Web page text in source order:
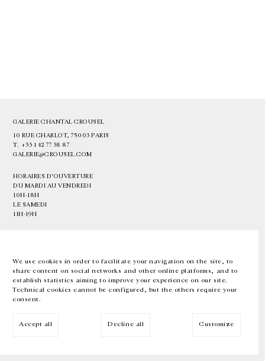
We use cookies in order to facilitate your navigation on the site, to
share content on social networks and other online platforms, and to
establish statistics aiming to improve your experience on our site.
Technical cookies cannot be configured, but the others require your
consent.
Accept all Decline all Customize
GALERIE CHANTAL CROUSEL
10 RUE CHARLOT, 75003 PARIS
T. +33 1 42 77 38 87
GALERIE@CROUSEL.COM
HORAIRES D'OUVERTURE
DU MARDI AU VENDREDI
10H-18H
LE SAMEDI
11H-19H
EN FR 中文 Facebook Instagram
Inscrivez-vous à notre newsletter